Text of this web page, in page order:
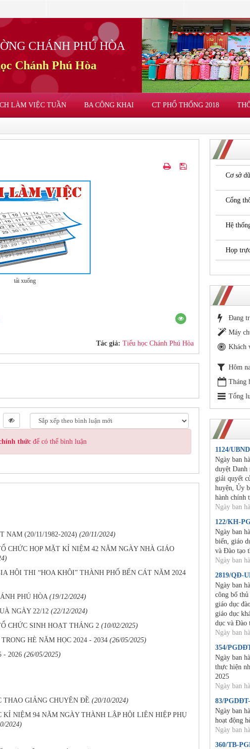
CHÁNH PHÚ HÒA
Chánh Phú Hòa
LÀM VIỆC TUẦN BA CÔNG KHAI CT PHỔ THỐNG 2018
tải xuống
Tác giả: Tiểu học Chánh Phú Hòa
thức để có thể bình luận
(20/11/1982-2024) (20/11/2024)
CHỨC HỌP MẶT KỈ NIỆM 42 NĂM NGÀY NHÀ GIÁO
HỘI THI “HOA KHÔI” THÀNH PHỐ BẾN CÁT NĂM 2024
PHÚ HÒA (19/12/2024)
NGÀY 22/12 (22/12/2024)
CHỨC SINH HOẠT THÁNG 2 (10/02/2025)
HÈ NĂM HỌC 2024 - 2034 (26/05/2025)
- 2026 (26/05/2025)
THAO GIẢNG CHUYÊN ĐỀ (20/10/2024)
KỈ NIỆM 94 NĂM NGÀY THÀNH LẬP HỘI LIÊN HIỆP PHỤ
2024)
Cơ sở
Cổng
Hệ
Họp
Đang
Máy
Khách
Hôm
Tháng
Tổng
1124/
Ngày ban
duyệt Danh
giải quyết
huyện, Ủy
hành chính
Ngày ban
122/KH-
Ngày ban
biến, giáo
và Đào tạo
Ngày ban
2819/QĐ-
Ngày ban
công bố
giáo dục
giáo dục
dục và Đào
Ngày ban
354/
Ngày ban
thực hiện
2025
Ngày ban
83/
Ngày ban
hoạt động
Ngày ban
360/TB-